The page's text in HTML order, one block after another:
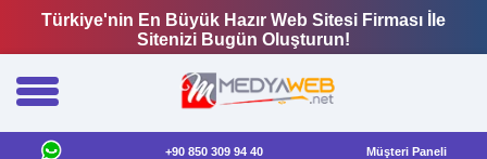
Türkiye'nin En Büyük Hazır Web Sitesi Firması İle
Sitenizi Bugün Oluşturun!
+90 850 309 94 40 Müşteri Paneli